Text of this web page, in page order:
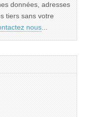
données, adresses
tiers sans votre
nous...